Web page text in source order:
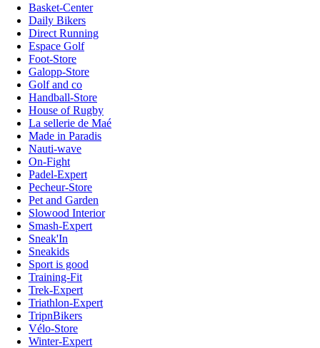
Basket-Center
Daily Bikers
Direct Running
Espace Golf
Foot-Store
Galopp-Store
Golf and co
Handball-Store
House of Rugby
La sellerie de Maé
Made in Paradis
Nauti-wave
On-Fight
Padel-Expert
Pecheur-Store
Pet and Garden
Slowood Interior
Smash-Expert
Sneak'In
Sneakids
Sport is good
Training-Fit
Trek-Expert
Triathlon-Expert
TripnBikers
Vélo-Store
Winter-Expert